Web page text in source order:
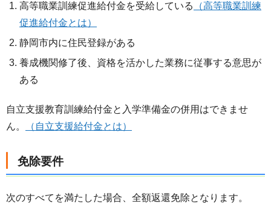
高等職業訓練促進給付金を受給している
（高等職業訓練
促進給付金とは）
静岡市内に住民登録がある
養成機関修了後、資格を活かした業務に従事する意思が
ある
自立支援教育訓練給付金と入学準備金の併用はできませ
ん。
（自立支援給付金とは）
免除要件
次のすべてを満たした場合、全額返還免除となります。